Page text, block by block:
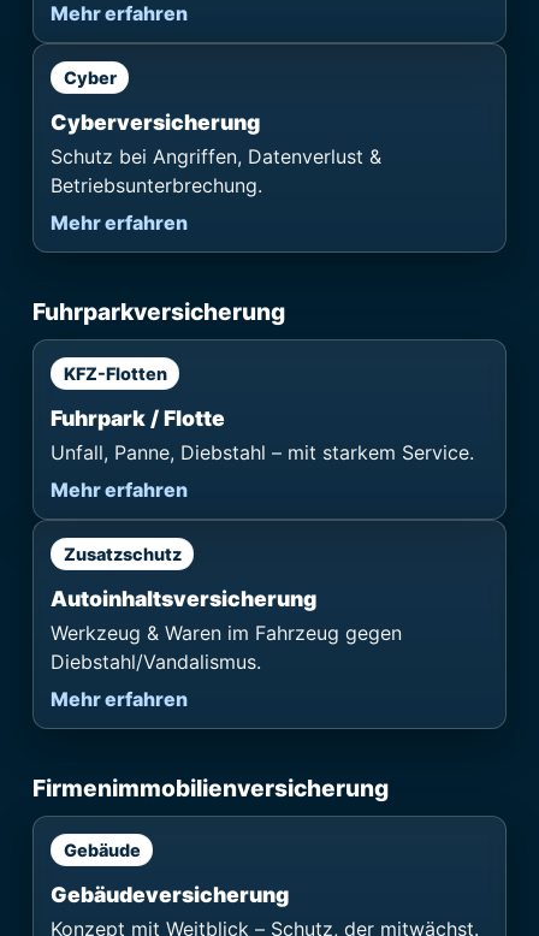
Mehr erfahren
Cyber
Cyber­versicherung
Schutz bei Angriffen, Datenverlust &
Betriebsunterbrechung.
Mehr erfahren
Fuhrparkversicherung
KFZ-Flotten
Fuhrpark / Flotte
Unfall, Panne, Diebstahl – mit starkem Service.
Mehr erfahren
Zusatzschutz
Autoinhalts­versicherung
Werkzeug & Waren im Fahrzeug gegen
Diebstahl/Vandalismus.
Mehr erfahren
Firmenimmobilienversicherung
Gebäude
Gebäudeversicherung
Konzept mit Weitblick – Schutz, der mitwächst.